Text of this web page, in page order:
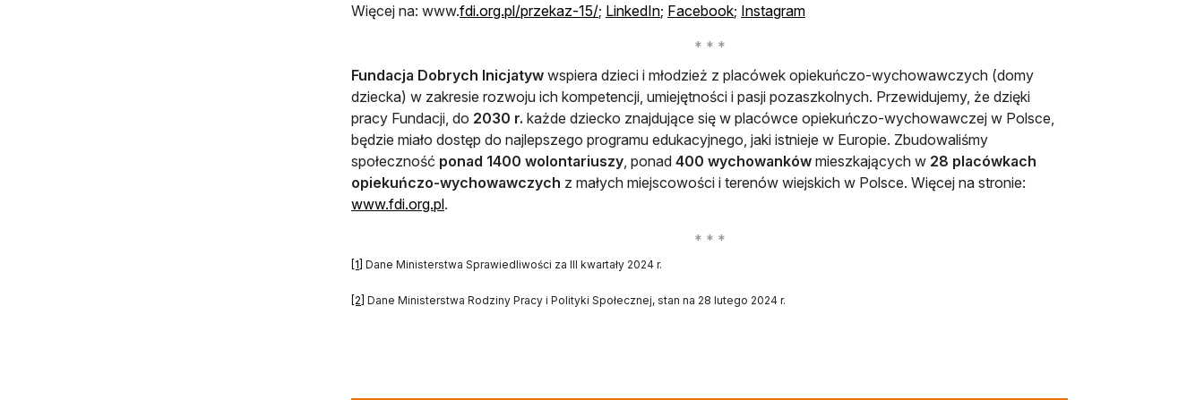
Więcej na: www.fdi.org.pl/przekaz-15/otwiera się w nowej karcie
; LinkedInotwiera się w nowej karcie
; Facebookotwiera się w nowej karcie
; Instagramotwiera się w nowej karcie
Fundacja Dobrych Inicjatyw wspiera dzieci i młodzież z placówek opiekuńczo-wychowawczych (domy
dziecka) w zakresie rozwoju ich kompetencji, umiejętności i pasji pozaszkolnych. Przewidujemy, że dzięki
pracy Fundacji, do 2030 r. każde dziecko znajdujące się w placówce opiekuńczo-wychowawczej w Polsce,
będzie miało dostęp do najlepszego programu edukacyjnego, jaki istnieje w Europie. Zbudowaliśmy
społeczność ponad 1400 wolontariuszy, ponad 400 wychowanków mieszkających w 28 placówkach
opiekuńczo-wychowawczych z małych miejscowości i terenów wiejskich w Polsce. Więcej na stronie:
www.fdi.org.plotwiera się w nowej karcie
.
[1] otwiera się w nowej karcie
Dane Ministerstwa Sprawiedliwości za III kwartały 2024 r.
[2] otwiera się w nowej karcie
Dane Ministerstwa Rodziny Pracy i Polityki Społecznej, stan na 28 lutego 2024 r.